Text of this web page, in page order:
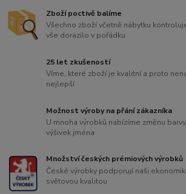
Zboží poctivě balíme
Všechno zboží včetně nábytku
vše dorazilo v pořádku
25 let zkušeností
Víme, které zboží je kvalitní a proto
nejlepší
Možnost výroby na přání zákazníka
U mnoha výrobků nabízíme změnu
výšivek jména
Množství českých prémiových výrobků
České výrobky podporují naši
světovou kvalitou